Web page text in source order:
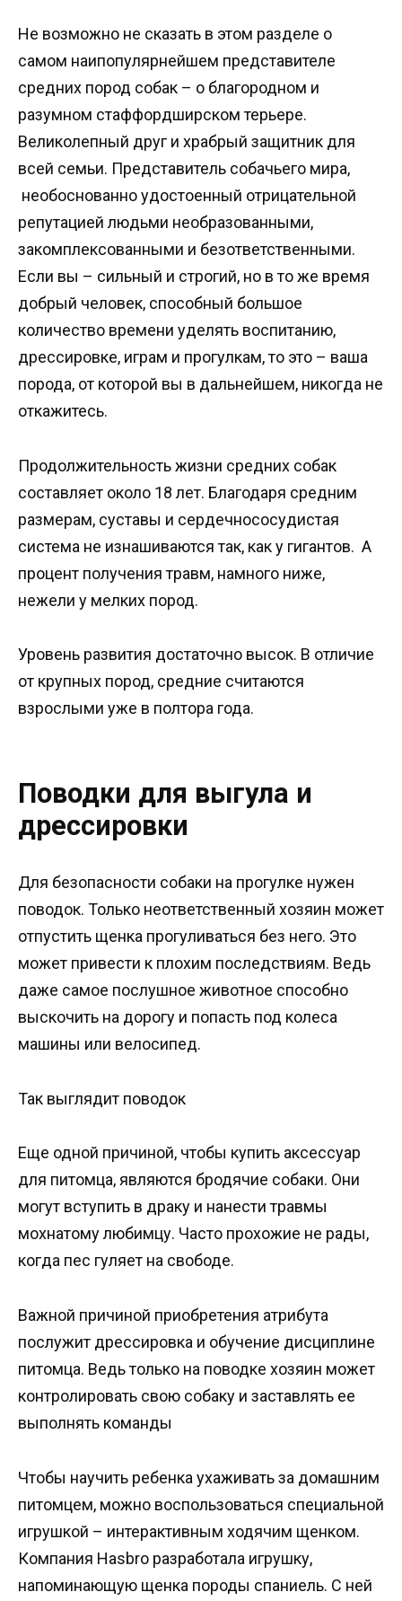
Не возможно не сказать в этом разделе о
самом наипопулярнейшем представителе
средних пород собак – о благородном и
разумном стаффордширском терьере.
Великолепный друг и храбрый защитник для
всей семьи. Представитель собачьего мира,
необоснованно удостоенный отрицательной
репутацией людьми необразованными,
закомплексованными и безответственными.
Если вы – сильный и строгий, но в то же время
добрый человек, способный большое
количество времени уделять воспитанию,
дрессировке, играм и прогулкам, то это – ваша
порода, от которой вы в дальнейшем, никогда не
откажитесь.
Продолжительность жизни средних собак
составляет около 18 лет. Благодаря средним
размерам, суставы и сердечнососудистая
система не изнашиваются так, как у гигантов. А
процент получения травм, намного ниже,
нежели у мелких пород.
Уровень развития достаточно высок. В отличие
от крупных пород, средние считаются
взрослыми уже в полтора года.
Поводки для выгула и
дрессировки
Для безопасности собаки на прогулке нужен
поводок. Только неответственный хозяин может
отпустить щенка прогуливаться без него. Это
может привести к плохим последствиям. Ведь
даже самое послушное животное способно
выскочить на дорогу и попасть под колеса
машины или велосипед.
Так выглядит поводок
Еще одной причиной, чтобы купить аксессуар
для питомца, являются бродячие собаки. Они
могут вступить в драку и нанести травмы
мохнатому любимцу. Часто прохожие не рады,
когда пес гуляет на свободе.
Важной причиной приобретения атрибута
послужит дрессировка и обучение дисциплине
питомца. Ведь только на поводке хозяин может
контролировать свою собаку и заставлять ее
выполнять команды
Чтобы научить ребенка ухаживать за домашним
питомцем, можно воспользоваться специальной
игрушкой – интерактивным ходячим щенком.
Компания Hasbro разработала игрушку,
напоминающую щенка породы спаниель. С ней